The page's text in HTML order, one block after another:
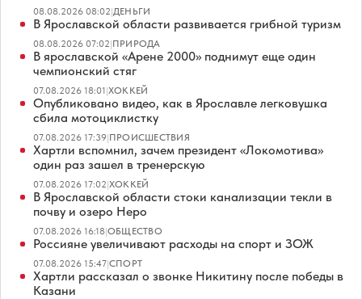
08.08.2026 08:02|ДЕНЬГИ
В Ярославской области развивается грибной туризм
08.08.2026 07:02|ПРИРОДА
В ярославской «Арене 2000» поднимут еще один
чемпионский стяг
07.08.2026 18:01|ХОККЕЙ
Опубликовано видео, как в Ярославле легковушка
сбила мотоциклистку
07.08.2026 17:39|ПРОИСШЕСТВИЯ
Хартли вспомнил, зачем президент «Локомотива»
один раз зашел в тренерскую
07.08.2026 17:02|ХОККЕЙ
В Ярославской области стоки канализации текли в
почву и озеро Неро
07.08.2026 16:18|ОБЩЕСТВО
Россияне увеличивают расходы на спорт и ЗОЖ
07.08.2026 15:47|СПОРТ
Хартли рассказал о звонке Никитину после победы в
Казани